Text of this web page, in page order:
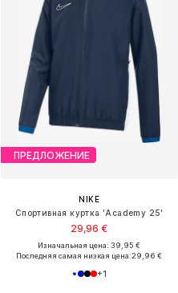
ПРЕДЛОЖЕНИЕ
NIKE
Спортивная куртка 'Academy 25'
29,96 €
Изначальная цена: 39,95 €
Последняя самая низкая цена:29,96 €
+1